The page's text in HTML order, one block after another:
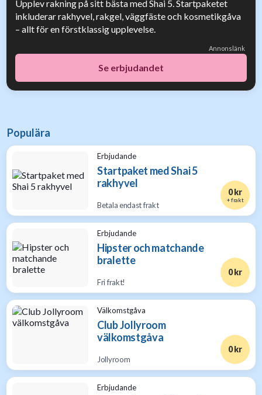
Upplev rakning på sitt bästa med Shai 5. Startpaketet
inkluderar rakhyvel, rakgel, väggfäste och kosmetikgåva
– allt för en förstklassig upplevelse.
Annonslänk
Se erbjudandet
Populära
Erbjudande
Startpaket med Shai 5
rakhyvel
Betala endast frakt
0 kr
+ frakt
Erbjudande
Hipster och matchande
bralette
Fri frakt!
0 kr
Välkomstgåva
Club Jollyroom
välkomstgåva
Jollyroom
0 kr
Erbjudande